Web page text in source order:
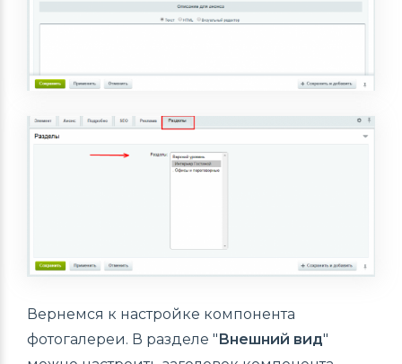
Вернемся к настройке компонента
фотогалереи. В разделе "Внешний вид"